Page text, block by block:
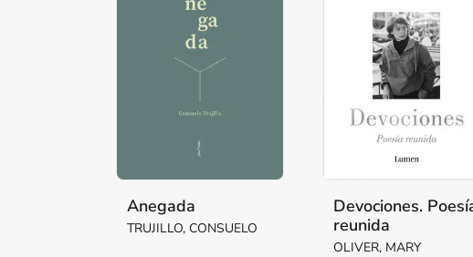
Anegada
TRUJILLO, CONSUELO
Devociones.
reunida
OLIVER, MARY